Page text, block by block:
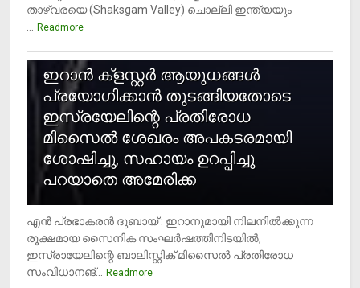
താഴ്‌വരയെ (Shaksgam Valley) ചൊല്ലി ഇന്ത്യയും
Readmore
ഇറാന്‍ ക്‌ളസ്റ്റര്‍ ആയുധങ്ങള്‍
പ്രയോഗിക്കാന്‍ തുടങ്ങിയതോടെ
ഇസ്രയേലിന്റെ പ്രതിരോധ
മിസൈല്‍ ശേഖരം അപകടരമായി
ശോഷിച്ചു, സഹായം ഉറപ്പിച്ചു
പറയാതെ അമേരിക്ക
എന്‍ പ്രഭാകരന്‍ ദുബായ് : ഇറാനുമായി നിലനില്‍ക്കുന്ന
രൂക്ഷമായ സൈനിക സംഘര്‍ഷത്തിനിടയില്‍,
ഇസ്രായേലിന്റെ ബാലിസ്റ്റിക് മിസൈല്‍ പ്രതിരോധ
സംവിധാനങ്...
Readmore